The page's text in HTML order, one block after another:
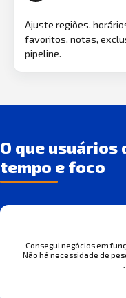
Ajuste regiões,
favoritos, notas,
pipeline.
O que
tempo e foco
Consegui negócios em
Não há necessidade de